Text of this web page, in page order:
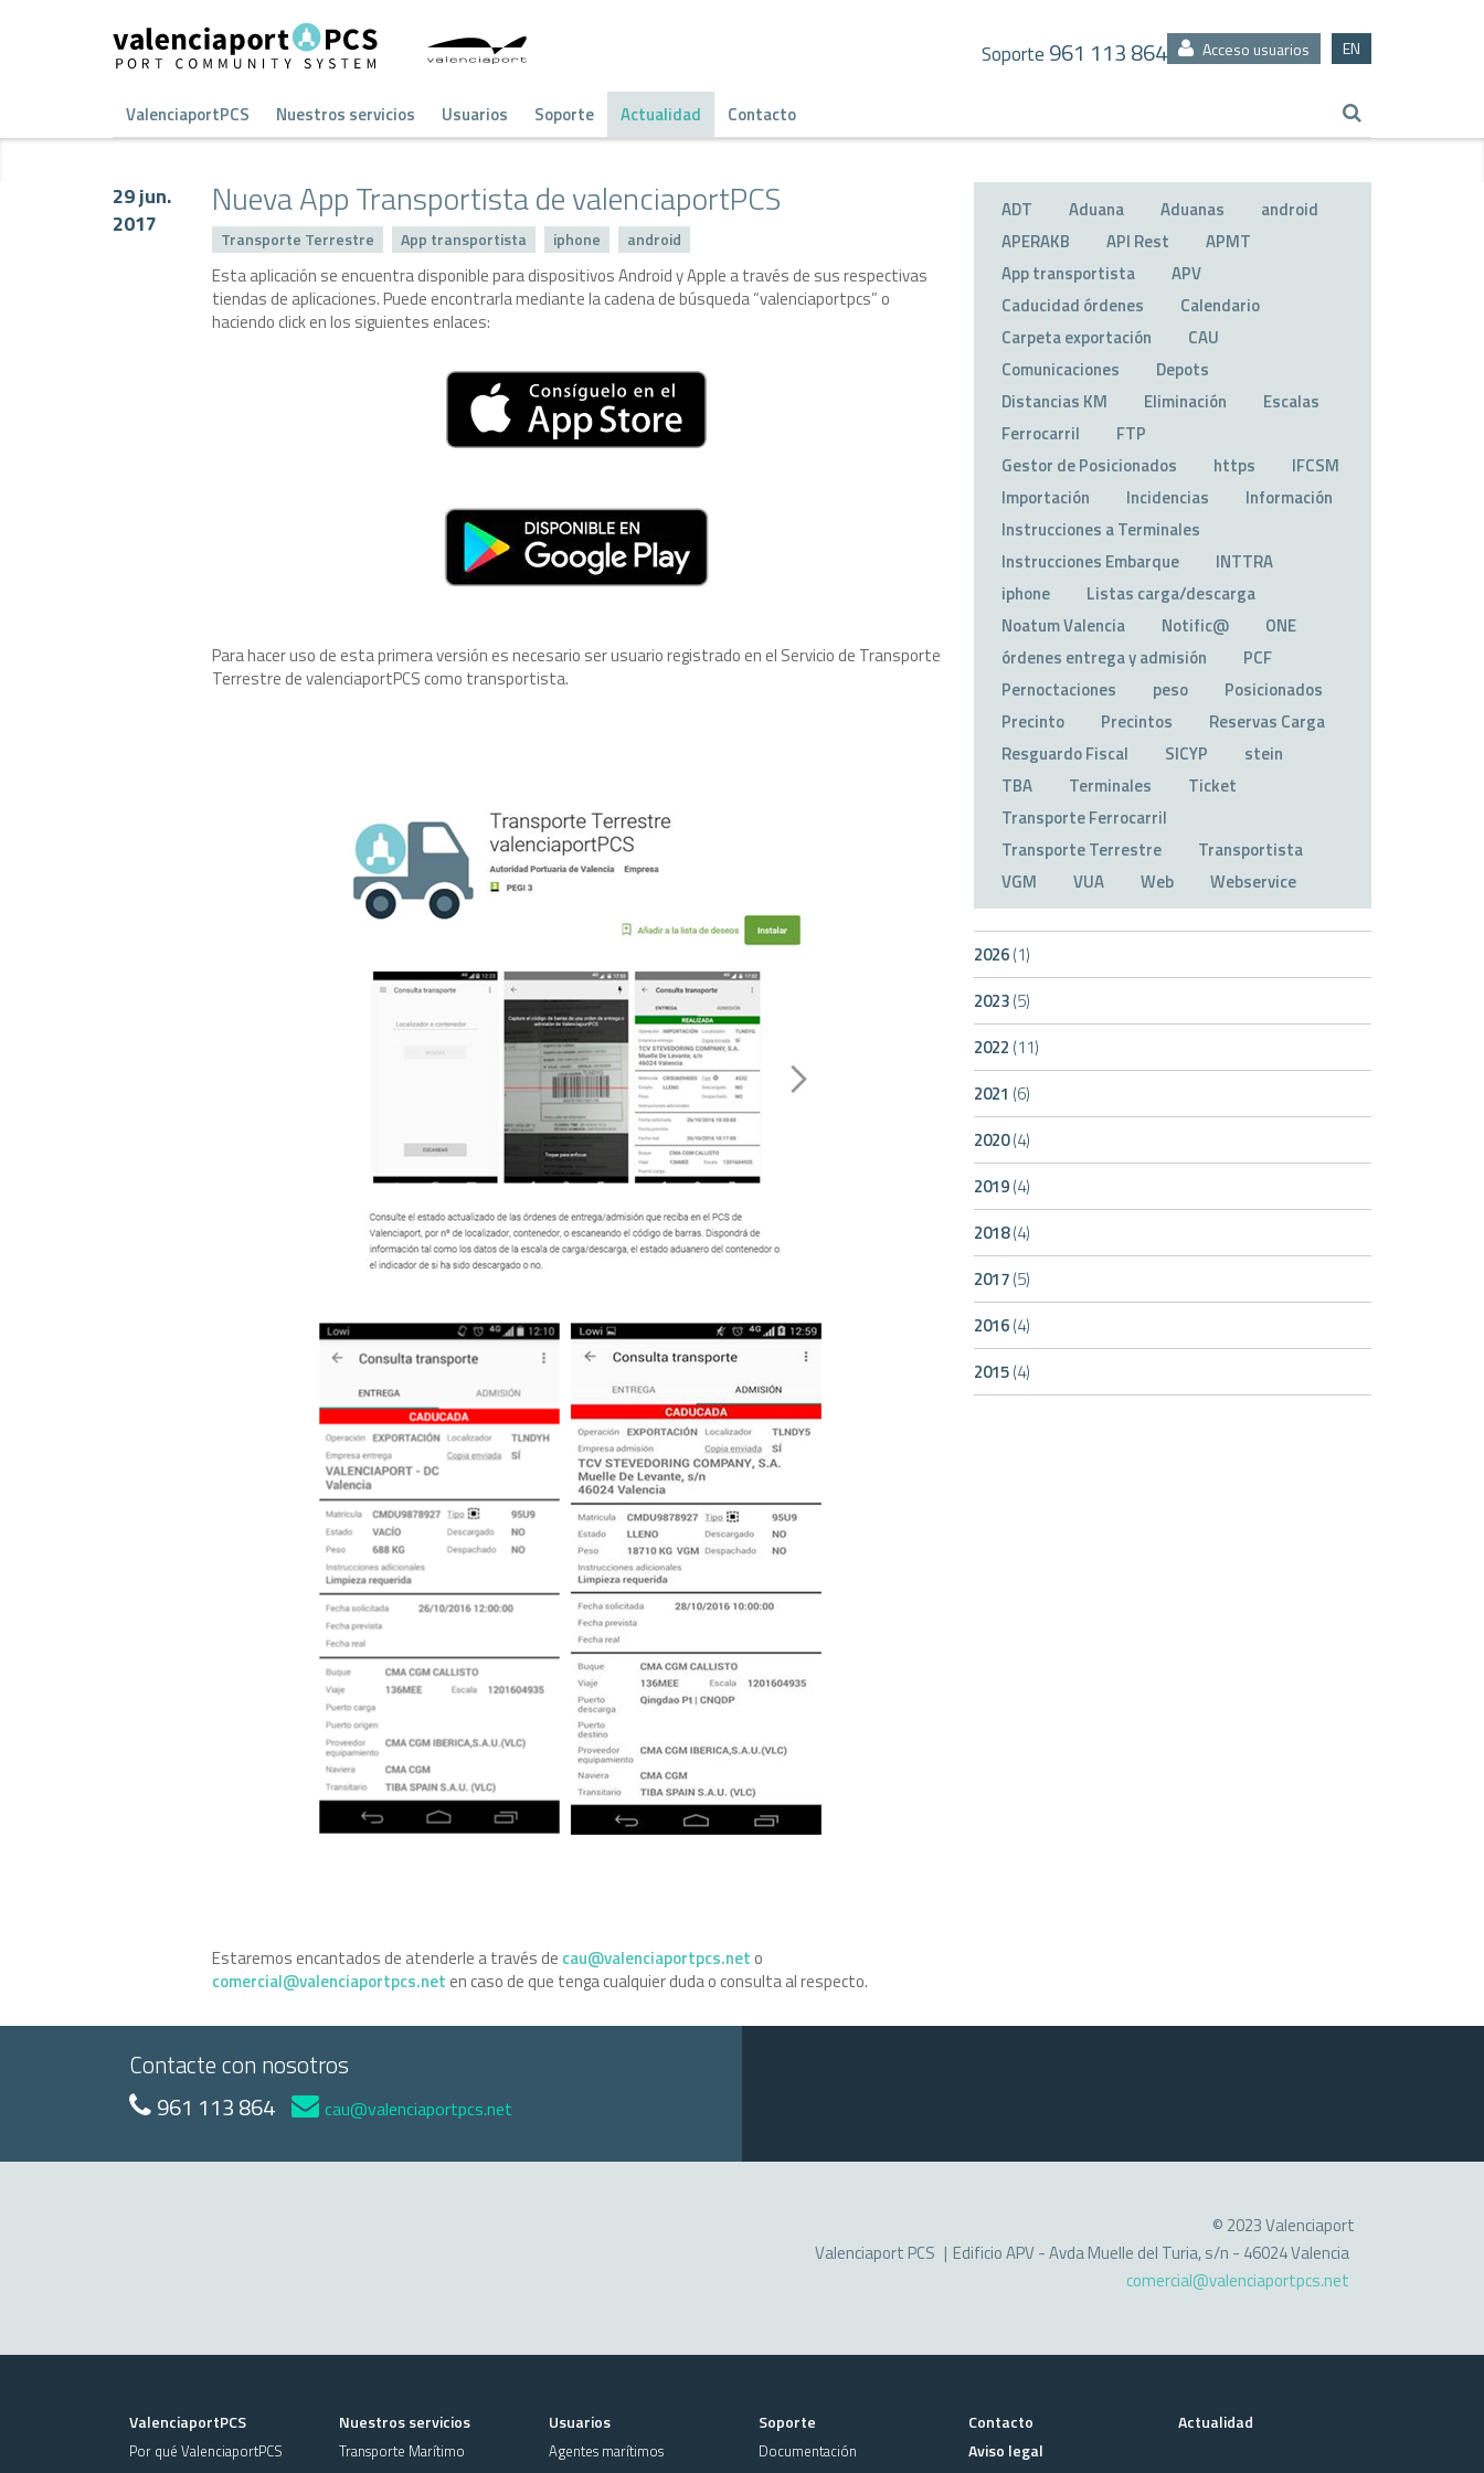
Soporte 961 113 864 Acceso usuarios EN
ValenciaportPCS Nuestros servicios Usuarios Soporte Actualidad Contacto
29 jun.
2017
Nueva App Transportista de valenciaportPCS
Transporte Terrestre App transportista iphone android
Esta aplicación se encuentra disponible para dispositivos Android y Apple a través de sus respectivas
tiendas de aplicaciones. Puede encontrarla mediante la cadena de búsqueda “valenciaportpcs” o
haciendo click en los siguientes enlaces:
Para hacer uso de esta primera versión es necesario ser usuario registrado en el Servicio de Transporte
Terrestre de valenciaportPCS como transportista.
Estaremos encantados de atenderle a través de cau@valenciaportpcs.neto
comercial@valenciaportpcs.neten caso de que tenga cualquier duda o consulta al respecto.
ADT Aduana Aduanas
android
APERAKB
API Rest
APMT
App transportista
APV
Caducidad órdenes
Calendario
Carpeta exportación
CAU
Comunicaciones
Depots
Distancias KM
Eliminación
Escalas
Ferrocarril
FTP
Gestor de Posicionados
https
IFCSM
Importación
Incidencias
Información
Instrucciones a Terminales
Instrucciones Embarque
INTTRA
iphone
Listas carga/descarga
Noatum Valencia
Notific@
ONE
órdenes entrega y admisión
PCF
Pernoctaciones
peso
Posicionados
Precinto
Precintos
Reservas Carga
Resguardo Fiscal
SICYP
stein
TBA
Terminales
Ticket
Transporte Ferrocarril
Transporte Terrestre
Transportista
VGM
VUA Web Webservice
2026(1)
2023(5)
2022 (11)
2021 (6)
2020(4)
2019(4)
2018(4)
2017(5)
2016(4)
2015(4)
Contacte con nosotros
961 113 864 cau@valenciaportpcs.net
© 2023 Valenciaport
Valenciaport PCS
Edificio APV - Avda Muelle del Turia, s/n - 46024 Valencia
comercial@valenciaportpcs.net
ValenciaportPCS
Por qué ValenciaportPCS
Nuestros servicios
Transporte Marítimo
Usuarios
Agentes marítimos
Soporte
Documentación
Contacto
Actualidad
Aviso legal